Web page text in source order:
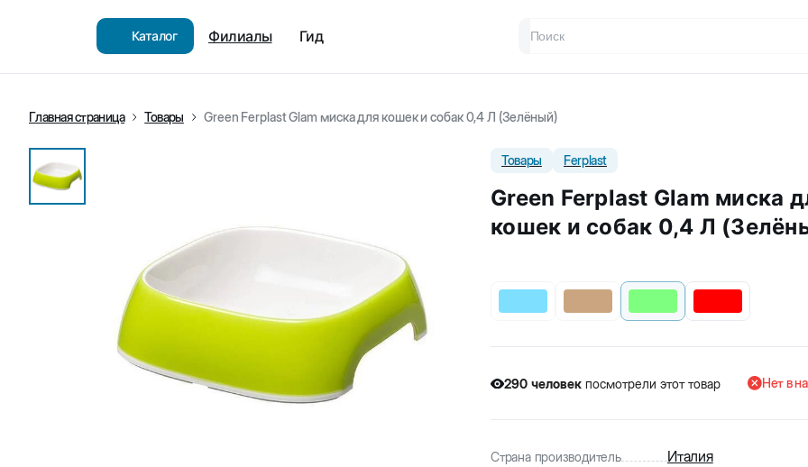
Каталог Филиалы Гид
Главная страница Товары Green Ferplast Glam миска для кошек и собак 0,4 Л (Зелёный)
Товары Ferplast
Green Ferplast Glam миска
кошек и собак 0,4 Л
290 человек посмотрели этот товар
Нет в
Страна производитель Италия